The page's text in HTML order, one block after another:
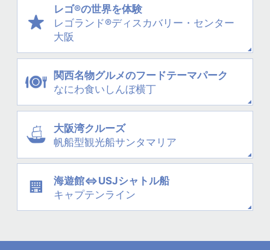
レゴ®の世界を体験
レゴランド®ディスカバリー・ センター
大阪
関西名物グルメのフードテーマパーク
なにわ食いしんぼ横丁
大阪湾クルーズ
帆船型観光船サンタマリア
海遊館⇔USJシャトル船
キャプテンライン